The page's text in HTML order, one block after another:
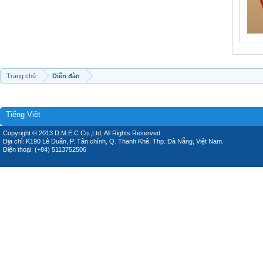
Trang chủ Diễn đàn
Tiếng Việt
Copyright © 2013 D.M.E.C Co.,Ltd, All Rights Reserved.
Địa chỉ: K190 Lê Duẩn, P. Tân chính, Q. Thanh Khê, Thp. Đà Nẵng, Việt Nam.
Điện thoại: (+84) 5113752506